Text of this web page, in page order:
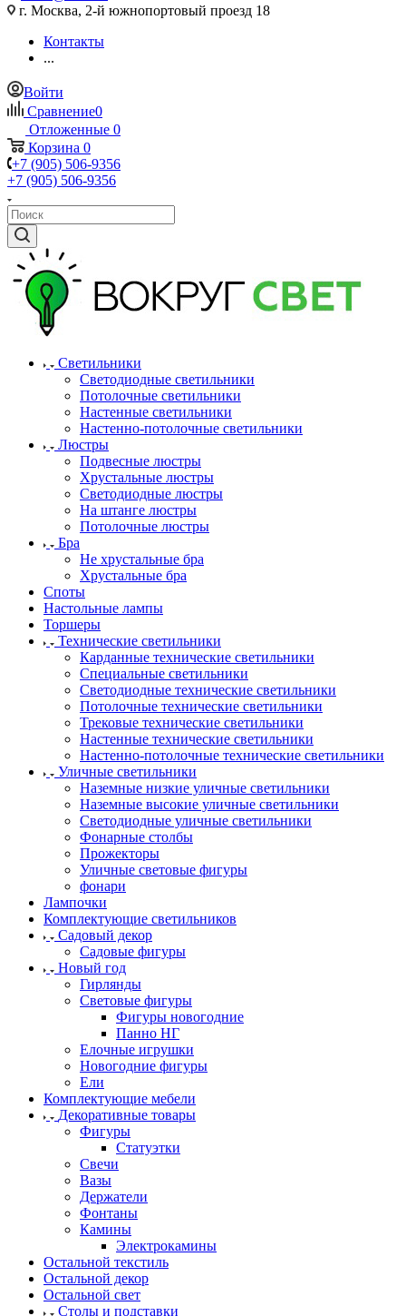
г. Москва, 2-й южнопортовый проезд 18
Контакты
...
Войти
Сравнение0
Отложенные 0
Корзина 0
+7 (905) 506-9356
+7 (905) 506-9356
Светильники
Светодиодные светильники
Потолочные светильники
Настенные светильники
Настенно-потолочные светильники
Люстры
Подвесные люстры
Хрустальные люстры
Светодиодные люстры
На штанге люстры
Потолочные люстры
Бра
Не хрустальные бра
Хрустальные бра
Споты
Настольные лампы
Торшеры
Технические светильники
Карданные технические светильники
Специальные светильники
Светодиодные технические светильники
Потолочные технические светильники
Трековые технические светильники
Настенные технические светильники
Настенно-потолочные технические светильники
Уличные светильники
Наземные низкие уличные светильники
Наземные высокие уличные светильники
Светодиодные уличные светильники
Фонарные столбы
Прожекторы
Уличные световые фигуры
фонари
Лампочки
Комплектующие светильников
Садовый декор
Садовые фигуры
Новый год
Гирлянды
Световые фигуры
Фигуры новогодние
Панно НГ
Елочные игрушки
Новогодние фигуры
Ели
Комплектующие мебели
Декоративные товары
Фигуры
Статуэтки
Свечи
Вазы
Держатели
Фонтаны
Камины
Электрокамины
Остальной текстиль
Остальной декор
Остальной свет
Столы и подставки